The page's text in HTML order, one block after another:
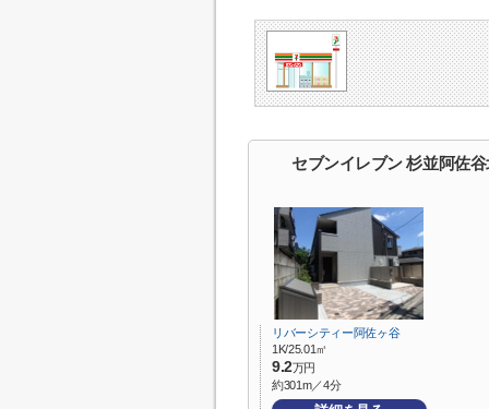
セブンイレブン 杉並阿佐
リバーシティー阿佐ヶ谷
1K/25.01㎡
9.2万円
約301m／4分